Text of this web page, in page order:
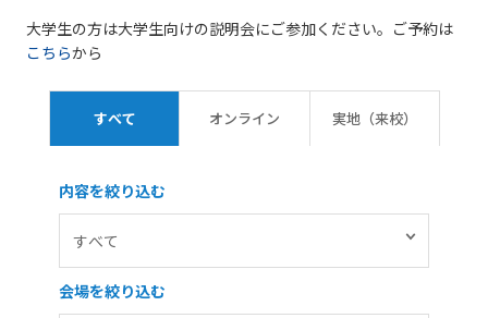
大学生の方は大学生向けの説明会にご参加ください。ご予約は
こちらから
すべて オンライン 実地（来校）
内容を絞り込む
会場を絞り込む